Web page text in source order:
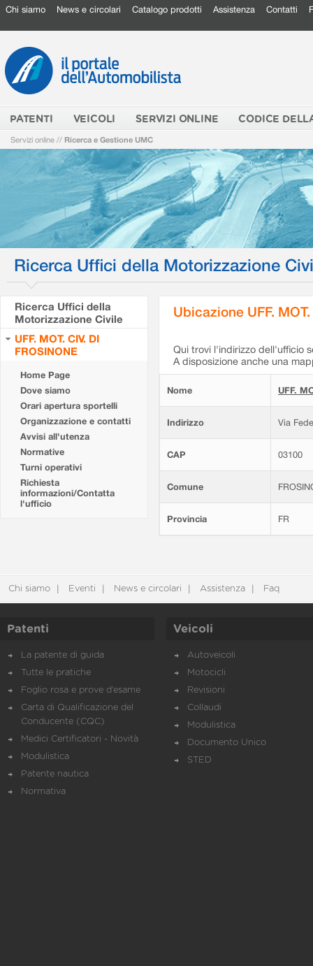
Chi siamo News e circolari Catalogo prodotti Assistenza Contatti
PATENTI VEICOLI SERVIZI ONLINE CODICE
Servizi online // Ricerca e Gestione UMC
Ricerca Uffici della Motorizzazione
Ricerca Uffici della
Motorizzazione Civile
UFF. MOT. CIV. DI
FROSINONE
Home Page
Dove siamo
Orari apertura sportelli
Organizzazione e contatti
Avvisi all'utenza
Normative
Turni operativi
Richiesta
informazioni/Contatta
l'ufficio
Ubicazione UFF.
Qui trovi l'indirizzo dell'ufficio
A disposizione anche una
Nome UFF.
Indirizzo Via
CAP 03100
Comune
Provincia FR
Chi siamo Eventi News e circolari Assistenza Faq
Patenti
La patente di guida
Tutte le pratiche
Foglio rosa e prove d’esame
Carta di Qualificazione del
Conducente (CQC)
Medici Certificatori - Novità
Modulistica
Patente nautica
Normativa
Veicoli
Autoveicoli
Motocicli
Revisioni
Collaudi
Modulistica
Documento Unico
STED